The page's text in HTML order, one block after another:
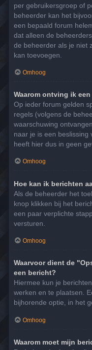
per gebruikersgroep of
beheerder kan het
een bepaald forum
dat alleen de
de beheerder als je niet
kan toevoegen.
Omhoog
Waarom ontving ik
Op ieder forum gelden
regels (volgens de
waarschuwing
naar je is een beslissing
heeft hier dus in geen
Omhoog
Hoe kan ik berichten
Als de beheerder het
knop klikken bij het
een paar verplichte
versturen.
Omhoog
Waarvoor dient de
een bericht?
Hiermee kun je
werken en te plaatsen.
bijhorende optie, in het
Omhoog
Waarom moet mijn